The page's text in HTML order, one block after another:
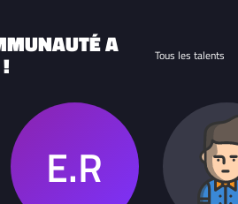
A Tous les talents